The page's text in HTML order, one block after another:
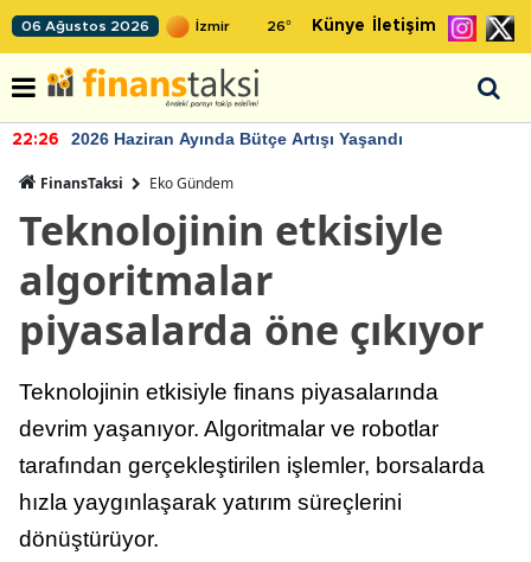
06 Ağustos 2026 26° Künye İletişim
22:26 2026 Haziran Ayında Bütçe Artışı Yaşandı
FinansTaksi Eko Gündem
Teknolojinin etkisiyle
algoritmalar
piyasalarda öne çıkıyor
Teknolojinin etkisiyle finans piyasalarında
devrim yaşanıyor. Algoritmalar ve robotlar
tarafından gerçekleştirilen işlemler, borsalarda
hızla yaygınlaşarak yatırım süreçlerini
dönüştürüyor.